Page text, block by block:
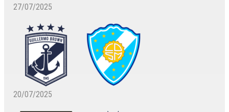
27/07/2025
20/07/2025